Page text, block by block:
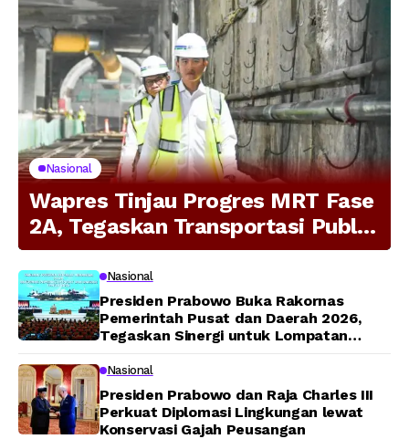
Nasional
Wapres Tinjau Progres MRT Fase
2A, Tegaskan Transportasi Publik
Modern Jadi Prioritas Nasional
Nasional
Presiden Prabowo Buka Rakornas
Pemerintah Pusat dan Daerah 2026,
Tegaskan Sinergi untuk Lompatan
Nasional
Presiden Prabowo dan Raja Charles III
Perkuat Diplomasi Lingkungan lewat
Konservasi Gajah Peusangan